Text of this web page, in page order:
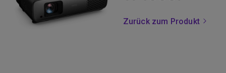
Zurück zum Produkt